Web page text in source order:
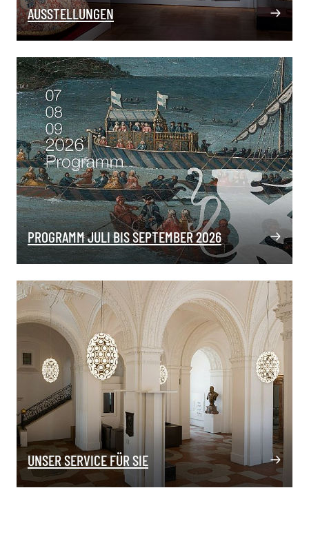
AUSSTELLUNGEN
PROGRAMM JULI BIS SEPTEMBER 2026
UNSER SERVICE FÜR SIE